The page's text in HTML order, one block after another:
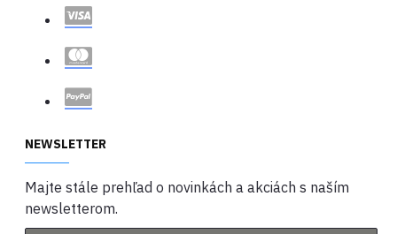
NEWSLETTER
Majte stále prehľad o novinkách a akciách s naším
newsletterom.